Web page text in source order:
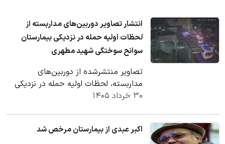
انتشار تصاویر دوربین‌های مداربسته از
لحظات اولیه حمله در نزدیکی بیمارستان
سوانح سوختگی شهید مطهری
تصاویر منتشرشده از دوربین‌های
مداربسته، لحظات اولیه حمله در نزدیکی
بیمارستان سوانح سوختگی شهید مطهری
۳۰ خرداد ۱۴۰۵
اکبر عبدی از بیمارستان مرخص شد